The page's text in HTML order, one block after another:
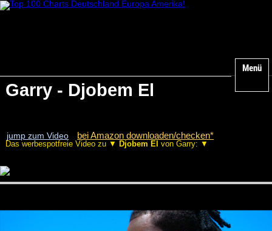
Menü
Garry - Djobem El
jump zum Video bei Amazon downloaden/checken*
Das werbespotfreie Video zu ▼ Djobem El von Garry: ▼